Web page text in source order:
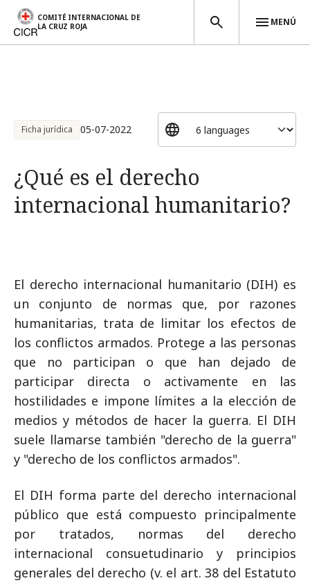
COMITÉ INTERNACIONAL DE
LA CRUZ ROJA
MENÚ
Ficha jurídica 05-07-2022
¿Qué es el derecho
internacional humanitario?
El derecho internacional humanitario (DIH) es
un conjunto de normas que, por razones
humanitarias, trata de limitar los efectos de
los conflictos armados. Protege a las personas
que no participan o que han dejado de
participar directa o activamente en las
hostilidades e impone límites a la elección de
medios y métodos de hacer la guerra. El DIH
suele llamarse también "derecho de la guerra"
y "derecho de los conflictos armados".
El DIH forma parte del derecho internacional
público que está compuesto principalmente
por tratados, normas del derecho
internacional consuetudinario y principios
generales del derecho (v. el art. 38 del Estatuto